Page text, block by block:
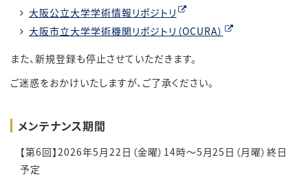
大阪公立大学学術情報リポジトリ
大阪市立大学学術機関リポジトリ（OCURA）
また、新規登録も停止させていただきます。
ご迷惑をおかけいたしますが、ご了承ください。
メンテナンス期間
【第6回】2026年5月22日（金曜）14時～5月25日（月曜）終日
予定